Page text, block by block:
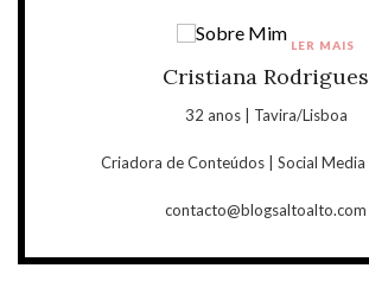
Cristiana Rodrigues
32 anos | Tavira/Lisboa
Criadora de Conteúdos | Social Media
contacto@blogsaltoalto.com
LER MAIS